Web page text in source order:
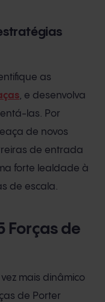
as
, e desenvolva
las. Por
de novos
de entrada
forte lealdade à
de escala.
Forças de
mais dinâmico
de Porter